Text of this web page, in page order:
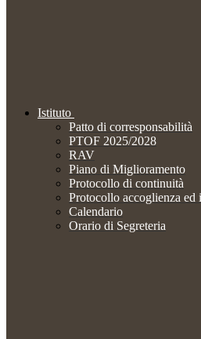
Istituto
Patto di corresponsabilità
PTOF 2025/2028
RAV
Piano di Miglioramento
Protocollo di continuità
Protocollo accoglienza ed
Calendario
Orario di Segreteria